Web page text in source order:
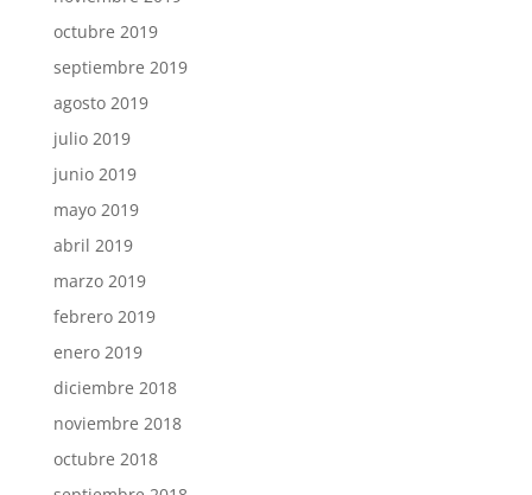
octubre 2019
septiembre 2019
agosto 2019
julio 2019
junio 2019
mayo 2019
abril 2019
marzo 2019
febrero 2019
enero 2019
diciembre 2018
noviembre 2018
octubre 2018